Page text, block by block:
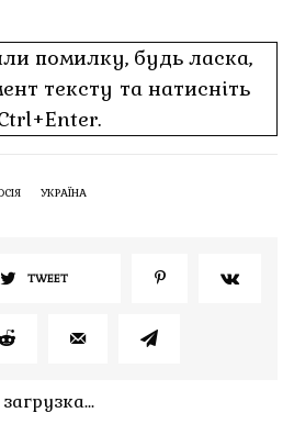
помилку, будь ласка,
тексту та натисніть
УКРАЇНА
TWEET
загрузка...